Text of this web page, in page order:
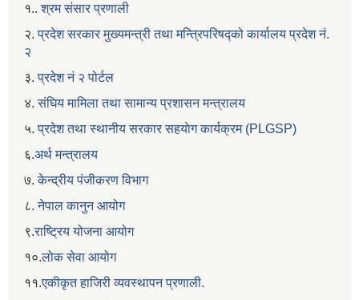
१..श्रम संसार प्रणाली
२. प्रदेश सरकार मुख्यमन्त्री तथा मन्त्रिपरिषद्को कार्यालय प्रदेश नं.
२
३.प्रदेश नं २ पोर्टल
४.संघिय मामिला तथा सामान्य प्रशासन मन्त्रालय
५.प्रदेश तथा स्थानीय सरकार सहयाेग कार्यक्रम (PLGSP)
६.अर्थ मन्त्रालय
७.केन्द्रीय पंजीकरण विभाग
८.नेपाल कानुन आयोग
९.राष्ट्रिय योजना आयोग
१०.लोक सेवा आयोग
११.एकीकृत हाजिरी व्यवस्थापन प्रणाली.